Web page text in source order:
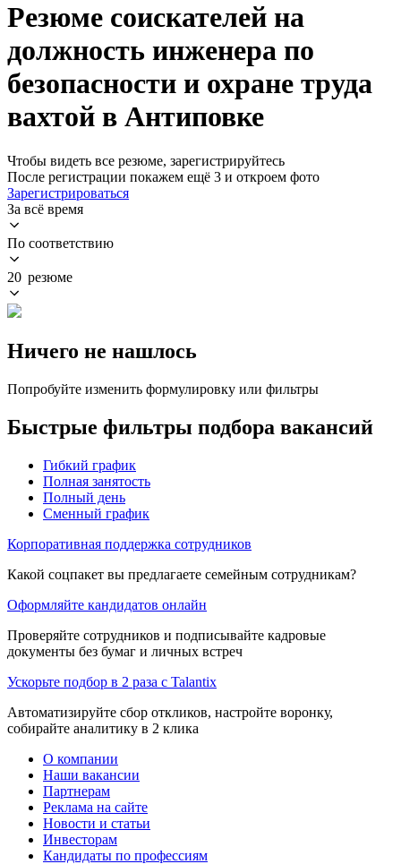
Резюме соискателей на
должность инженера по
безопасности и охране труда
вахтой в Антиповке
Чтобы видеть все резюме, зарегистрируйтесь
После регистрации покажем ещё 3 и откроем фото
Зарегистрироваться
За всё время
По соответствию
20 резюме
Ничего не нашлось
Попробуйте изменить формулировку или фильтры
Быстрые фильтры подбора вакансий
Гибкий график
Полная занятость
Полный день
Сменный график
Корпоративная поддержка сотрудников
Какой соцпакет вы предлагаете семейным сотрудникам?
Оформляйте кандидатов онлайн
Проверяйте сотрудников и подписывайте кадровые
документы без бумаг и личных встреч
Ускорьте подбор в 2 раза с Talantix
Автоматизируйте сбор откликов, настройте воронку,
собирайте аналитику в 2 клика
О компании
Наши вакансии
Партнерам
Реклама на сайте
Новости и статьи
Инвесторам
Кандидаты по профессиям